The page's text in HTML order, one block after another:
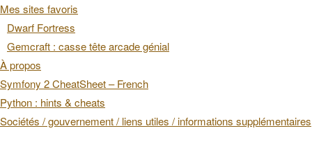
Mes sites favoris
Dwarf Fortress
Gemcraft : casse tête arcade génial
À propos
Symfony 2 CheatSheet – French
Python : hints & cheats
Sociétés / gouvernement / liens utiles / informations supplémentaires